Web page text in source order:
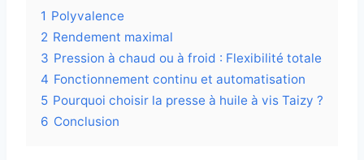
1 Polyvalence
2 Rendement maximal
3 Pression à chaud ou à froid : Flexibilité totale
4 Fonctionnement continu et automatisation
5 Pourquoi choisir la presse à huile à vis Taizy ?
6 Conclusion